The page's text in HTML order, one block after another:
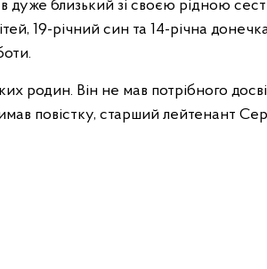
дуже близький зі своєю рідною
19-річний син та 14-річна
родин. Він не мав потрібного
повістку, старший лейтенант